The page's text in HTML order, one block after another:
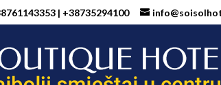
| +38735294100